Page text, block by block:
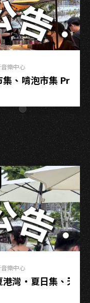
樂中心
集、啃泡市集
樂中心
灣・夏日集、天天